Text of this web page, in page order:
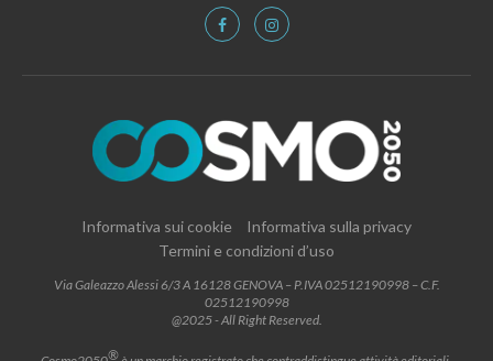
Informativa sui cookie
Informativa sulla privacy
Termini e condizioni d’uso
Via Galeazzo Alessi 6/3 A 16128 GENOVA – P.IVA 02512190998 – C.F.
02512190998
@2025 - All Right Reserved.
®